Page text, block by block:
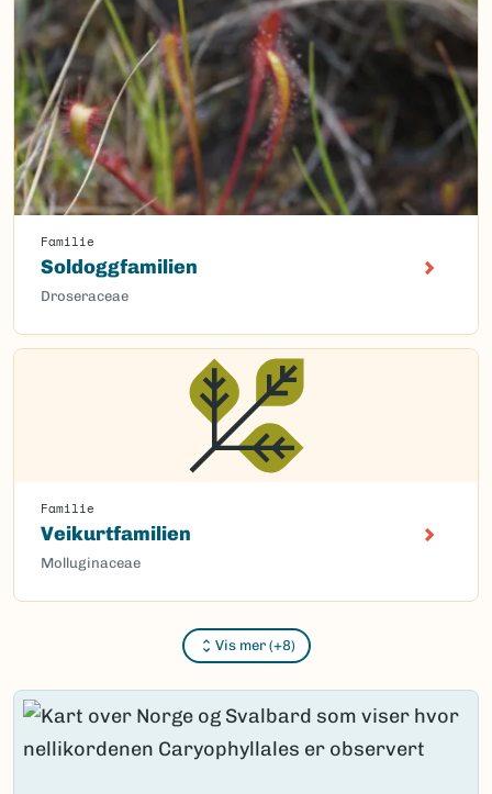
Familie
Soldoggfamilien
Droseraceae
Familie
Veikurtfamilien
Molluginaceae
Vis mer (+8)